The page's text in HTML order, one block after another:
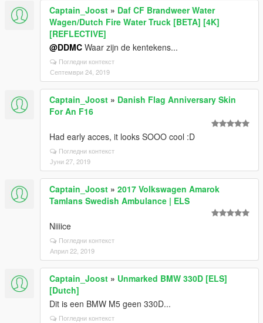
Captain_Joost » Daf CF Brandweer Water
Wagen/Dutch Fire Water Truck [BETA] [4K]
[REFLECTIVE]
@DDMC Waar zijn de kentekens...
Погледни контекст
Септември 24, 2019
Captain_Joost » Danish Flag Anniversary Skin
For An F16
Had early acces, it looks SOOO cool :D
Погледни контекст
Јуни 27, 2019
Captain_Joost » 2017 Volkswagen Amarok
Tamlans Swedish Ambulance | ELS
Niiiice
Погледни контекст
Април 22, 2019
Captain_Joost » Unmarked BMW 330D [ELS]
[Dutch]
Dit is een BMW M5 geen 330D...
Погледни контекст